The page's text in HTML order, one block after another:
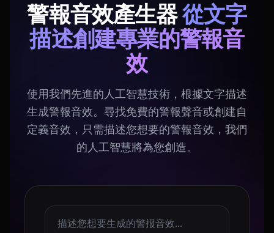
警報音效產生器從文字
描述創建專業的警報音
效
使用我們先進的人工智慧技術，根據文字描述
生成警報音效。尋找免費的警報聲音或創建自
定義音效，只需描述您想要的警報音效，我們
的人工智慧將為您創造。